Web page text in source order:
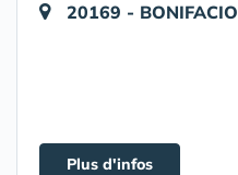
20169 - BONIFACIO
Plus d'infos